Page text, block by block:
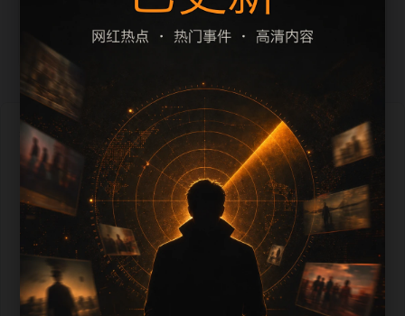
实时热榜相关内容入口
每日更新
最新网红吃瓜事件合集实时热榜专题阅读路径48
最新网红吃瓜事件合集实时热榜今日栏目归集12
最新网红吃瓜事件合集实时热榜专题阅读路径18
最新网红吃瓜事件合集实时热榜热门内容推荐24
最新网红吃瓜事件合集实时热榜相关问题整理30
最新网红吃瓜事件合集实时热榜移动端搜索入口6